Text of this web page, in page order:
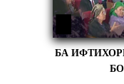
БА